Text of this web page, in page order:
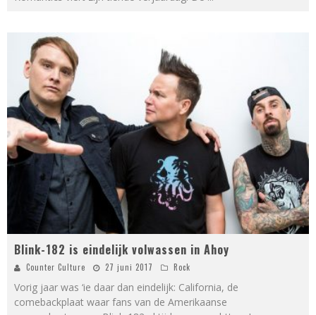
Blink-182 is eindelijk volwassen in Ahoy
Counter Culture 27 juni 2017 Rock
Vorig jaar was ‘ie daar dan eindelijk: California, de
comebackplaat waar fans van de Amerikaanse